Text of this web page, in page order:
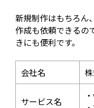
新規制作はもちろん
作成も依頼できるの
きにも便利です。
会社名
サービス名